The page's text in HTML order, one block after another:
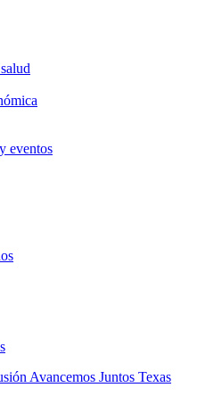
eventos
Avancemos Juntos Texas